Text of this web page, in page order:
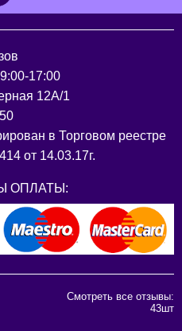
17:00
12А/1
в Торговом реестре
от 14.03.17г.
ОПЛАТЫ:
Смотреть все отзывы:
43шт